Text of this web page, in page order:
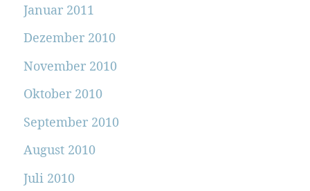
Januar 2011
Dezember 2010
November 2010
Oktober 2010
September 2010
August 2010
Juli 2010